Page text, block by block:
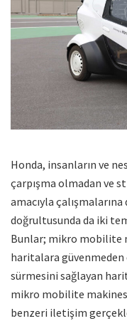
Honda, insanların ve
çarpışma olmadan ve
amacıyla çalışmalarına
doğrultusunda da iki
Bunlar; mikro mobilite
haritalara güvenmeden
sürmesini sağlayan
mikro mobilite
benzeri iletişim